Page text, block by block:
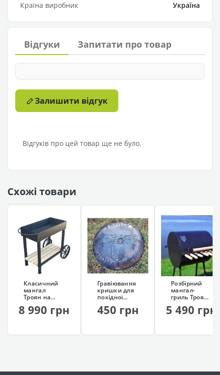
Країна виробник Україна
Відгуки Запитати про товар
Залишити відгук
Відгуків про цей товар ще не було.
Схожі товари
Класичний
мангал
Троян на
(сталь 4 мм)
8 990 грн
Гравіювання
кришки для
похідної
450 грн
Розбірний
мангал-
гриль Троян
шампурів)
5 490 грн